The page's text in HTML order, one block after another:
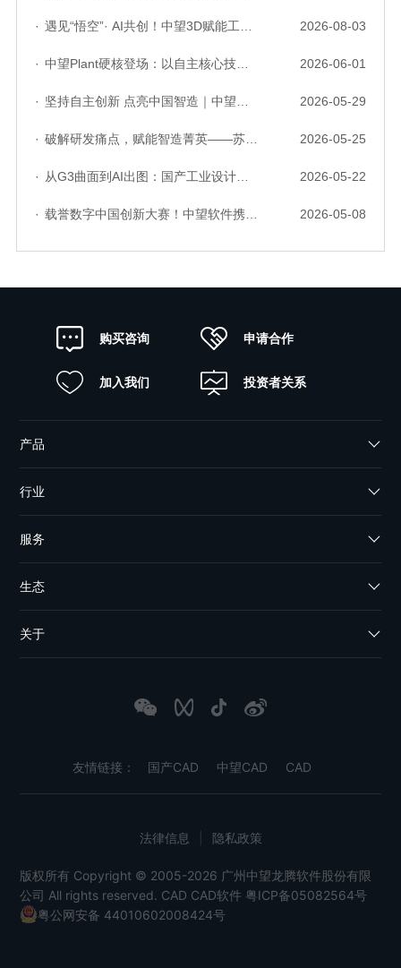
· 遇见“悟空”· AI共创！中望3D赋能工业设计国产化与AI创新升级 2026-08-03
· 中望Plant硬核登场：以自主核心技术，破解流程工业数据一致性与协同困境 2026-06-01
· 坚持自主创新 点亮中国智造｜中望软件亮相第十届中国网络版权保护与发展大会 2026-05-29
· 破解研发痛点，赋能智造菁英——苏州研发菁英 CTO 成长营暨高级人才认证启动会圆满落幕 2026-05-25
· 从G3曲面到AI出图：国产工业设计软件的硬实力到底怎么样了？ 2026-05-22
· 载誉数字中国创新大赛！中望软件携手三家伙伴，斩获信创赛道多项大奖 2026-05-08
购买咨询 申请合作
加入我们 投资者关系
产品
行业
服务
生态
关于
友情链接： 国产CAD 中望CAD CAD
版权所有 Copyright © 2005-2026 广州中望龙腾软件股份有限
公司 All rights reserved. CAD CAD软件 粤ICP备05082564号
粤公网安备 44010602008424号
法律信息 隐私政策